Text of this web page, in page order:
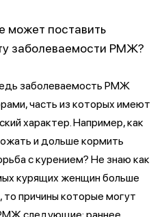
может поставить
заболеваемости РМЖ?
заболеваемость РМЖ
часть из которых имеют
характер. Например, как
и дольше кормить
с курением? Не знаю как
курящих женщин больше
причины которые могут
следующие: раннее